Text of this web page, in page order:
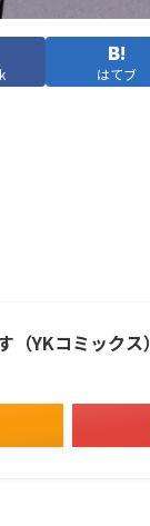
はてブ
YKコミックス）